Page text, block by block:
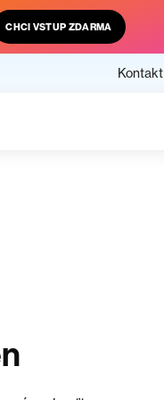
CHCI VSTUP ZDARMA
Kontakt